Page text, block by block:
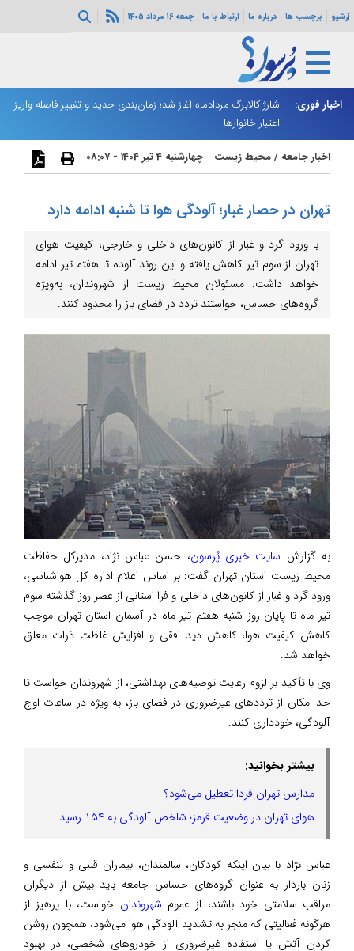
آرشیو برچسب ها درباره ما ارتباط با ما جمعه 16 مرداد 1405
اخبار فوری:
هرمز ادامه
شارژ کالابرگ مردادماه آغاز شد؛ زمان‌بندی جدید و تغییر فاصله واریز
اعتبار خانوارها
اخبار جامعه /محیط زیست چهارشنبه 4 تیر 1404 - 08:07
تهران در حصار غبار؛ آلودگی هوا تا شنبه ادامه دارد
با ورود گرد و غبار از کانون‌های داخلی و خارجی، کیفیت هوای
تهران از سوم تیر کاهش یافته و این روند آلوده تا هفتم تیر ادامه
خواهد داشت. مسئولان محیط زیست از شهروندان، به‌ویژه
گروه‌های حساس، خواستند تردد در فضای باز را محدود کنند.
به گزارش سایت خبری پُرسون، حسن عباس نژاد، مدیرکل حفاظت
محیط زیست استان تهران گفت: بر اساس اعلام اداره کل هواشناسی،
ورود گرد و غبار از کانون‌های داخلی و فرا استانی از عصر روز گذشته سوم
تیر ماه تا پایان روز شنبه هفتم تیر ماه در آسمان استان تهران موجب
کاهش کیفیت هوا، کاهش دید افقی و افزایش غلظت ذرات معلق
خواهد شد.
وی با تأکید بر لزوم رعایت توصیه‌های بهداشتی، از شهروندان خواست تا
حد امکان از ترددهای غیرضروری در فضای باز، به ویژه در ساعات اوج
آلودگی، خودداری کنند.
بیشتر بخوانید:
مدارس تهران فردا تعطیل می‌شود؟
هوای تهران در وضعیت قرمز؛ شاخص آلودگی به ۱۵۴ رسید
عباس نژاد با بیان اینکه کودکان، سالمندان، بیماران قلبی و تنفسی و
زنان باردار به عنوان گروه‌های حساس جامعه باید بیش از دیگران
مراقب سلامتی خود باشند، از عموم شهروندان خواست، با پرهیز از
هرگونه فعالیتی که منجر به تشدید آلودگی هوا می‌شود، همچون روشن
کردن آتش یا استفاده غیرضروری از خودروهای شخصی، در بهبود